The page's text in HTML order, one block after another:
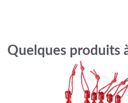
Quelques produits